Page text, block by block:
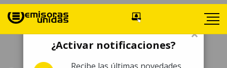
×
¿Activar notificaciones?